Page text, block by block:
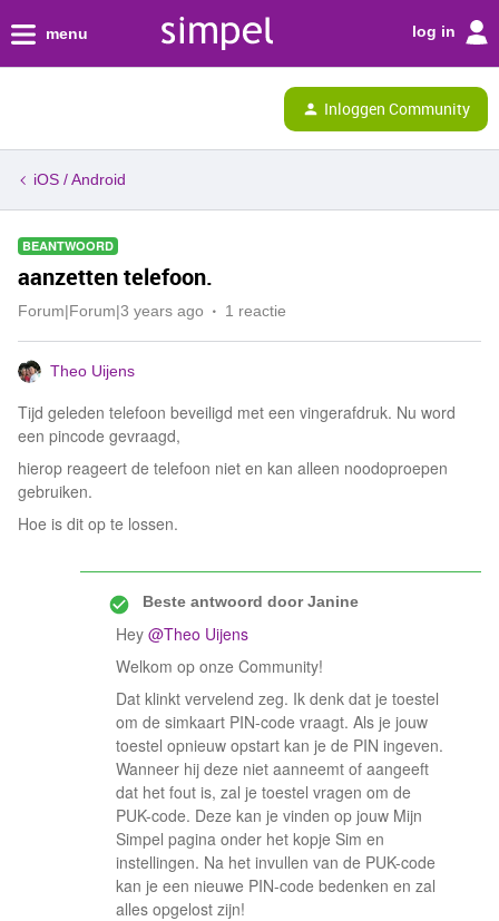
menu log in
Inloggen Community
iOS / Android
BEANTWOORD
aanzetten telefoon.
Forum|Forum|3 years ago 1 reactie
Theo Uijens
Tijd geleden telefoon beveiligd met een vingerafdruk. Nu word
een pincode gevraagd,
hierop reageert de telefoon niet en kan alleen noodoproepen
gebruiken.
Hoe is dit op te lossen.
Beste antwoord doorJanine
Hey @Theo Uijens
Welkom op onze Community!
Dat klinkt vervelend zeg. Ik denk dat je toestel
om de simkaart PIN-code vraagt. Als je jouw
toestel opnieuw opstart kan je de PIN ingeven.
Wanneer hij deze niet aanneemt of aangeeft
dat het fout is, zal je toestel vragen om de
PUK-code. Deze kan je vinden op jouw Mijn
Simpel pagina onder het kopje Sim en
instellingen. Na het invullen van de PUK-code
kan je een nieuwe PIN-code bedenken en zal
alles opgelost zijn!